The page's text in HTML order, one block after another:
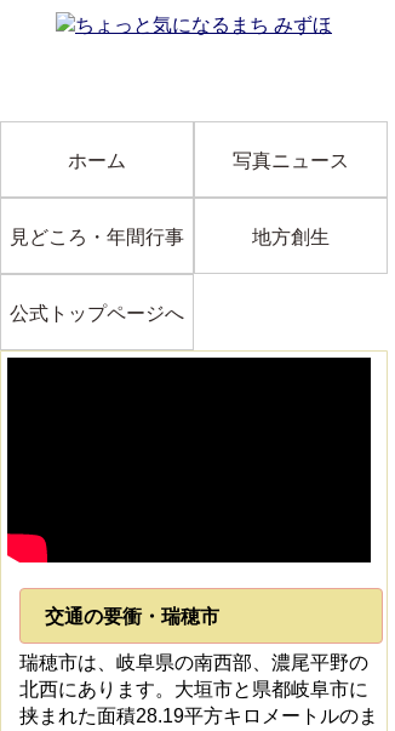
ホーム 写真ニュース
見どころ・年間行事 地方創生
公式トップページへ
交通の要衝・瑞穂市
瑞穂市は、岐阜県の南西部、濃尾平野の
北西にあります。大垣市と県都岐阜市に
挟まれた面積28.19平方キロメートルのま